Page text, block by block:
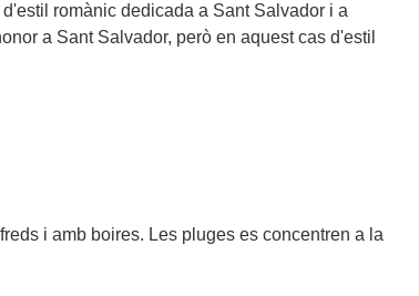
romànic dedicada a Sant Salvador i a
a Sant Salvador, però en aquest cas d'estil
i amb boires. Les pluges es concentren a la